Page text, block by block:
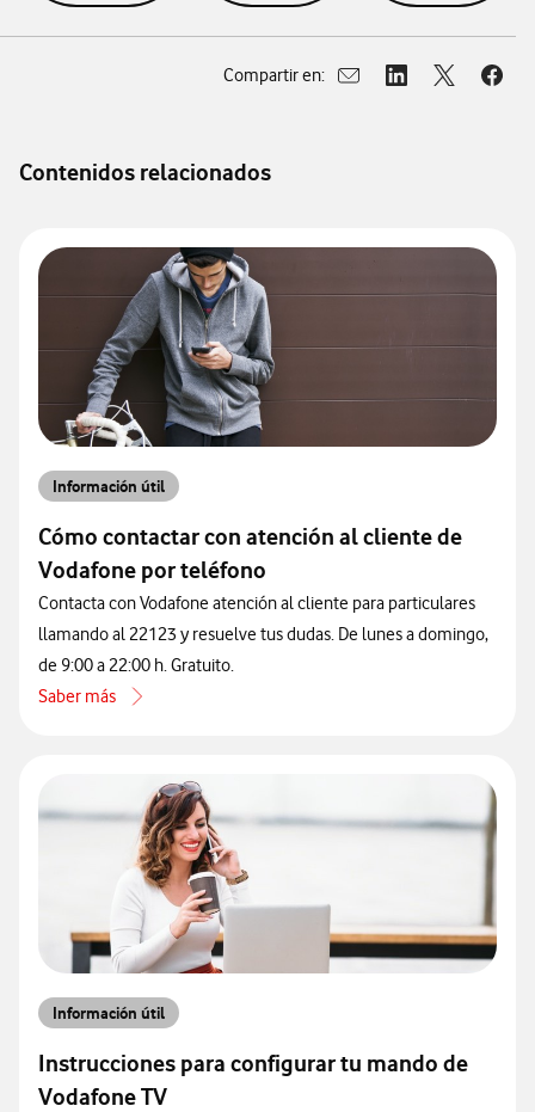
Compartir en:
Abrir ventana para
Abrir ventana
Abrir Abrir
Contenidos relacionados
Información útil
Cómo contactar con atención al cliente de
Vodafone por teléfono
Contacta con Vodafone atención al cliente para particulares
llamando al 22123 y resuelve tus dudas. De lunes a domingo,
de 9:00 a 22:00 h. Gratuito.
Saber más
acerca de Cómo contactar con atención al cliente de Vodafone
Información útil
Instrucciones para configurar tu mando de
Vodafone TV